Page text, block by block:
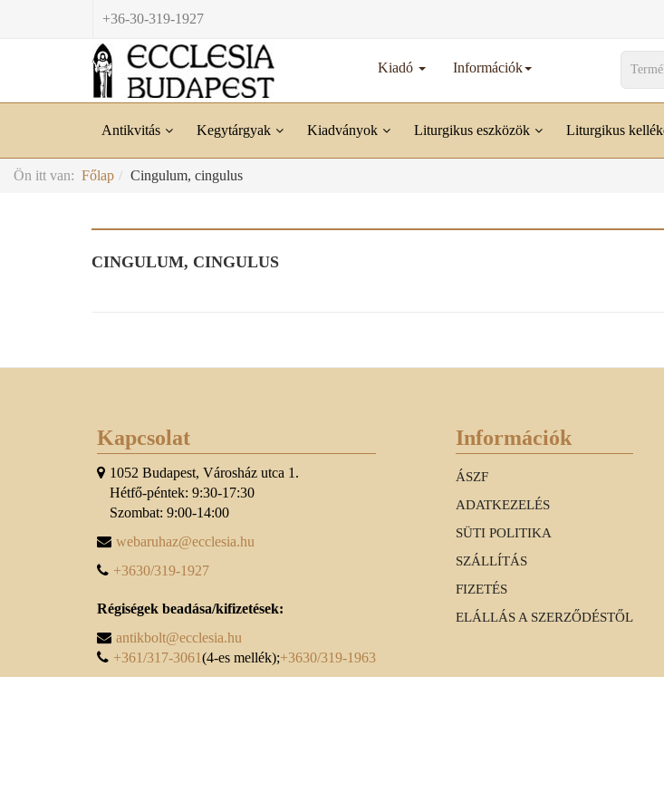
+36-30-319-1927
Kiadó Információk
Antikvitás Kegytárgyak Kiadványok Liturgikus eszközök Liturgikus
Ön itt van: Főlap Cingulum, cingulus
CINGULUM, CINGULUS
Kapcsolat
1052 Budapest, Városház utca 1.
Hétfő-péntek: 9:30-17:30
Szombat: 9:00-14:00
webaruhaz@ecclesia.hu
+3630/319-1927
Régiségek beadása/kifizetések:
antikbolt@ecclesia.hu
+361/317-3061(4-es mellék);+3630/319-1963
Információk
ÁSZF
ADATKEZELÉS
SÜTI POLITIKA
SZÁLLÍTÁS
FIZETÉS
ELÁLLÁS A SZERZŐDÉSTŐL